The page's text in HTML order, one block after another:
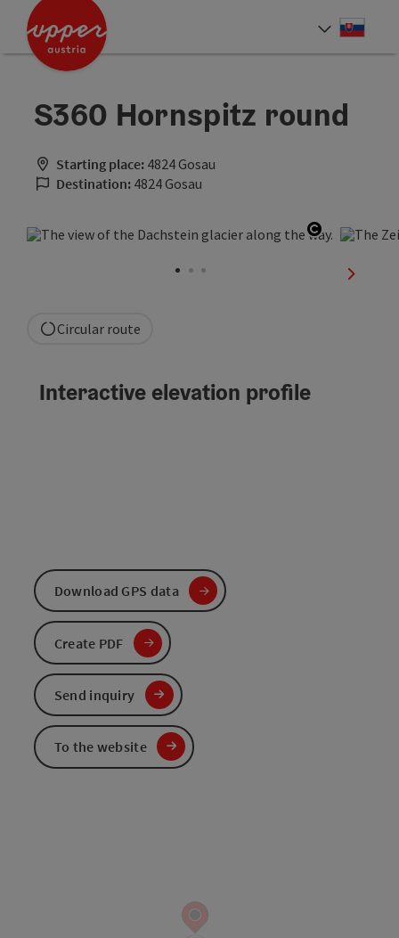
Accesskey
Accesskey
S360 Hornspitz round
Starting place: 4824 Gosau
Destination: 4824 Gosau
Open
next
Circular route
Interactive elevation profile
Download GPS data
Create PDF
Send inquiry
To the website